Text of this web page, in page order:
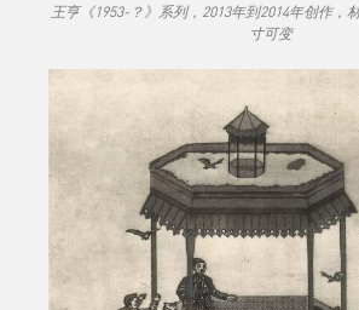
王亨《1953-？》系列，2013年到2014年创作，
寸可变